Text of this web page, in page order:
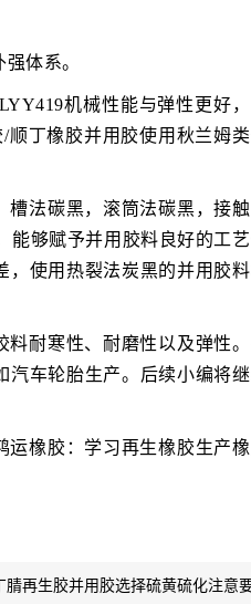
体系。
机械性能与弹性更好
丁橡胶并用胶使用秋兰姆
槽法碳黑，滚筒法碳黑，接
能够赋予并用胶料良好的工
，使用热裂法炭黑的并用胶
料耐寒性、耐磨性以及弹性
汽车轮胎生产。后续小编将
运橡胶：学习再生橡胶生产
腈再生胶并用胶选择硫黄硫化注意